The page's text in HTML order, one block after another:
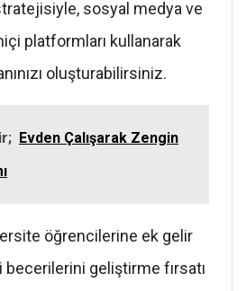
sosyal medya ve
platformları kullanarak
oluşturabilirsiniz.
Evden Çalışarak Zengin
öğrencilerine ek gelir
geliştirme fırsatı